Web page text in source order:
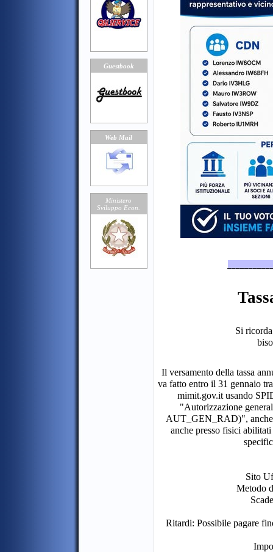
Si
Il versamento della tassa
va fatto entro il 31 gennaio
mimit.gov.it usando
"Autorizzazione
AUT_GEN_RAD)", anche
anche presso fisici
Sito
Metodo
Ritardi: Possibile pagare
Guestbook
Web Mail
Ministero
Sviluppo Econ.